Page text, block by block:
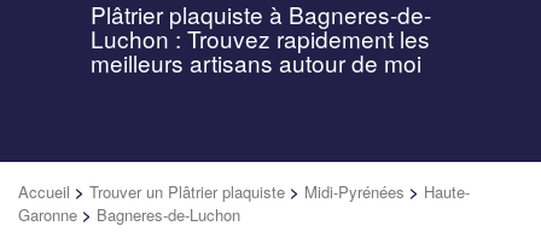
Plâtrier plaquiste à Bagneres-de-
Luchon : Trouvez rapidement les
meilleurs artisans autour de moi
Accueil > Trouver un Plâtrier plaquiste > Midi-Pyrénées > Haute-
Garonne > Bagneres-de-Luchon